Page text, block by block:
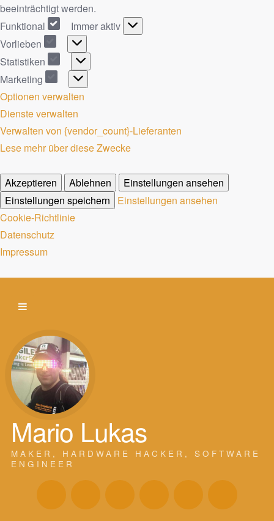
beeinträchtigt werden.
Funktional
Immer aktiv
Vorlieben
Statistiken
Marketing
Optionen verwalten
Dienste verwalten
Verwalten von {vendor_count}-Lieferanten
Lese mehr über diese Zwecke
Akzeptieren Ablehnen
Einstellungen ansehen
Einstellungen speichern
Einstellungen ansehen
Cookie-Richtlinie
Datenschutz
Impressum
Mario Lukas
MAKER, HARDWARE HACKER, SOFTWARE
ENGINEER